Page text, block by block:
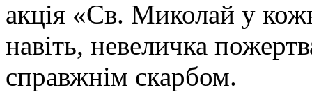
акція «Св. Миколай у
навіть, невеличка
справжнім скарбом.